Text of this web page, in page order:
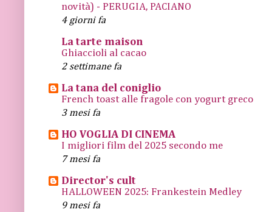
novità) - PERUGIA, PACIANO
4 giorni fa
La tarte maison
Ghiaccioli al cacao
2 settimane fa
La tana del coniglio
French toast alle fragole con yogurt greco
3 mesi fa
HO VOGLIA DI CINEMA
I migliori film del 2025 secondo me
7 mesi fa
Director's cult
HALLOWEEN 2025: Frankestein Medley
9 mesi fa